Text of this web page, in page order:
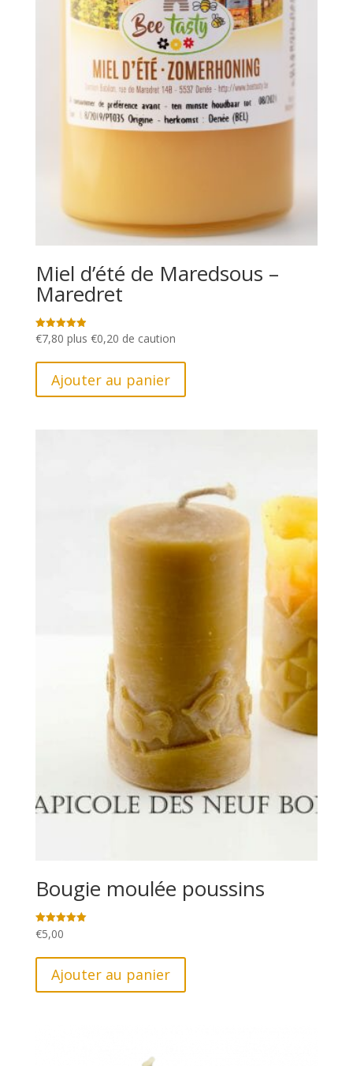
Miel d’été de Maredsous –
Maredret
Note
4.92
€7,80 plus €0,20 de caution
Ajouter au panier
Bougie moulée poussins
Note
5.00
€5,00
Ajouter au panier